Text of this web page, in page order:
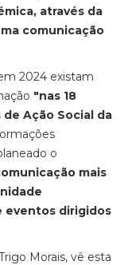
através da
comunicação
2024 existam
"nas 18
Ação Social da
o
mais
eventos dirigidos
Morais, vê esta